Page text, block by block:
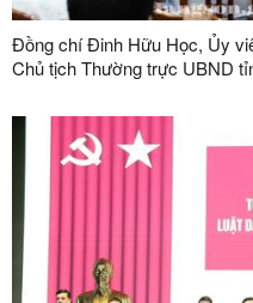
Đồng chí Đinh Hữu Học, Ủy
Chủ tịch Thường trực UBND